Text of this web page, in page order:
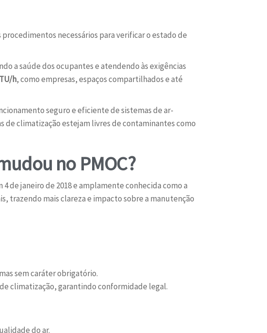
necessários para verificar o estado de
a saúde dos ocupantes e atendendo às exigências
h, como empresas, espaços compartilhados e até
seguro e eficiente de sistemas de ar-
climatização estejam livres de contaminantes como
no PMOC?
4 de janeiro de 2018 e amplamente conhecida como a
trazendo mais clareza e impacto sobre a manutenção
sem caráter obrigatório.
climatização, garantindo conformidade legal.
do ar.